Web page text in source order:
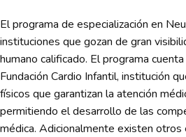
El programa de especialización en
instituciones que gozan de gran
humano calificado. El programa
Fundación Cardio Infantil, institución
físicos que garantizan la atención
permitiendo el desarrollo de las
médica. Adicionalmente existen otros